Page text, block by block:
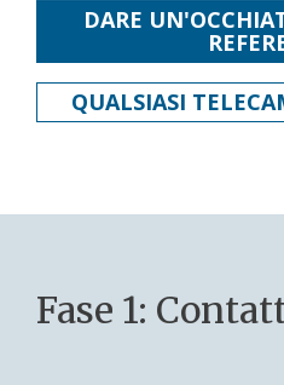
DARE
QUALSIASI
Fase 1: